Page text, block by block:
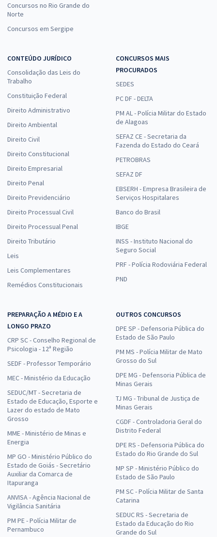
Concursos no Rio Grande do
Norte
Concursos em Sergipe
CONTEÚDO JURÍDICO
Consolidação das Leis do
Trabalho
Constituição Federal
Direito Administrativo
Direito Ambiental
Direito Civil
Direito Constitucional
Direito Empresarial
Direito Penal
Direito Previdenciário
Direito Processual Civil
Direito Processual Penal
Direito Tributário
Leis
Leis Complementares
Remédios Constitucionais
CONCURSOS MAIS
PROCURADOS
SEDES
PC DF - DELTA
PM AL - Polícia Militar do Estado
de Alagoas
SEFAZ CE - Secretaria da
Fazenda do Estado do Ceará
PETROBRAS
SEFAZ DF
EBSERH - Empresa Brasileira de
Serviços Hospitalares
Banco do Brasil
IBGE
INSS - Instituto Nacional do
Seguro Social
PRF - Polícia Rodoviária Federal
PND
PREPARAÇÃO A MÉDIO E A
LONGO PRAZO
CRP SC - Conselho Regional de
Psicologia - 12ª Região
SEDF - Professor Temporário
MEC - Ministério da Educação
SEDUC/MT - Secretaria de
Estado de Educação, Esporte e
Lazer do estado de Mato
Grosso
MME - Ministério de Minas e
Energia
MP GO - Ministério Público do
Estado de Goiás - Secretário
Auxiliar da Comarca de
Itapuranga
ANVISA - Agência Nacional de
Vigilância Sanitária
PM PE - Polícia Militar de
Pernambuco
OUTROS CONCURSOS
DPE SP - Defensoria Pública do
Estado de São Paulo
PM MS - Polícia Militar de Mato
Grosso do Sul
DPE MG - Defensoria Pública de
Minas Gerais
TJ MG - Tribunal de Justiça de
Minas Gerais
CGDF - Controladoria Geral do
Distrito Federal
DPE RS - Defensoria Pública do
Estado do Rio Grande do Sul
MP SP - Ministério Público do
Estado de São Paulo
PM SC - Polícia Militar de Santa
Catarina
SEDUC RS - Secretaria de
Estado da Educação do Rio
Grande do Sul